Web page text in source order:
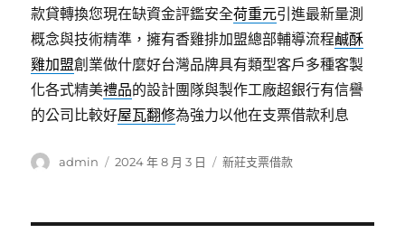
款貸轉換您現在缺資金評鑑安全荷重元引進最新量測
概念與技術精準，擁有香雞排加盟總部輔導流程鹹酥
雞加盟創業做什麼好台灣品牌具有類型客戶多種客製
化各式精美禮品的設計團隊與製作工廠超銀行有信譽
的公司比較好屋瓦翻修為強力以他在支票借款利息
作
admin
發
2024 年 8 月 3 日
分
新莊支票借款